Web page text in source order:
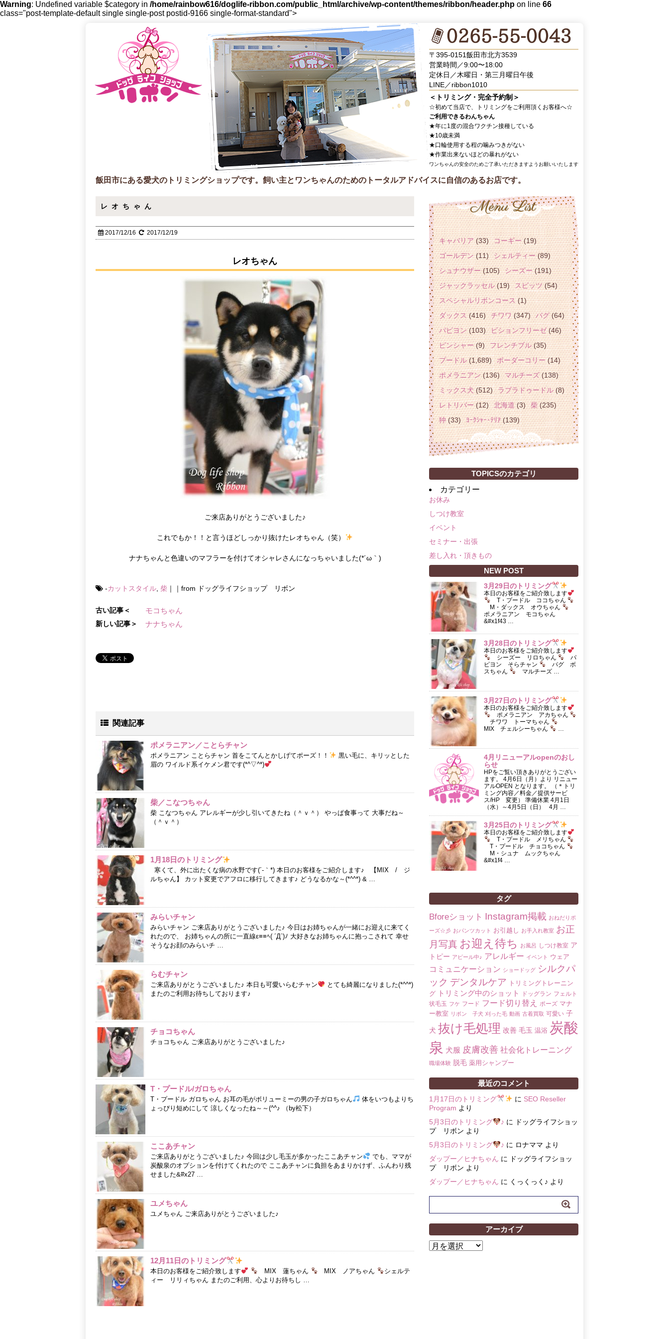
Warning: Undefined variable $category in /home/rainbow616/doglife-ribbon.com/public_html/archive/wp-content/themes/ribbon/header.php on line 66
class="post-template-default single single-post postid-9166 single-format-standard">
〒395-0151飯田市北方3539
営業時間／9:00〜18:00
定休日／木曜日・第三月曜日午後
LINE／ribbon1010
＜トリミング・完全予約制＞
☆初めて当店で、トリミングをご利用頂くお客様へ☆
ご利用できるわんちゃん
★年に1度の混合ワクチン接種している
★10歳未満
★口輪使用する程の噛みつきがない
★作業出来ないほどの暴れがない
ワンちゃんの安全のためご了承いただきますようお願いいたします
飯田市にある愛犬のトリミングショップです。飼い主とワンちゃんのためのトータルアドバイスに自信のあるお店です。
レオちゃん
2017/12/16 2017/12/19
レオちゃん
ご来店ありがとうございました♪
これでもか！！と言うほどしっかり抜けたレオちゃん（笑）
ナナちゃんと色違いのマフラーを付けてオシャレさんになっちゃいました(*´ω｀)
-カットスタイル 柴 ｜｜from ドッグライフショップ リボン
古い記事＜ モコちゃん
新しい記事＞ ナナちゃん
関連記事
ポメラニアン／ことらチャン
ポメラニアン ことらチャン 首をこてんとかしげてポーズ！！
黒い毛に、キリッとした
眉の ワイルド系イケメン君です(*^▽^*)
柴／こなつちゃん
柴 こなつちゃん アレルギーが少し引いてきたね（＾ｖ＾） やっぱ食事って 大事だね～
（＾ｖ＾）
1月18日のトリミング
寒くて、外に出たくな病の水野です(´-｀*) 本日のお客様をご紹介します♪ 【MIX / ジ
ルちゃん】 カット変更でアフロに移行してきます♪ どうなるかな～(*^^*) & …
みらいチャン
みらいチャン ご来店ありがとうございました♪ 今日はお姉ちゃんが一緒にお迎えに来てく
れたので、 お姉ちゃんの所に一直線ε≡≡ﾍ( ´Д`)ﾉ 大好きなお姉ちゃんに抱っこされて 幸せ
そうなお顔のみらいチ …
らむチャン
ご来店ありがとうございました♪ 本日も可愛いらむチャン
とても綺麗になりました(*^^*)
またのご利用お待ちしております♪
チョコちゃん
チョコちゃん ご来店ありがとうございました♪
T・プードル/ガロちゃん
T・プードル ガロちゃん お耳の毛がボリューミーの男の子ガロちゃん
体をいつもよりち
ょっぴり短めにして 涼しくなったね～～(^^♪ （by松下）
ここあチャン
ご来店ありがとうございました♪ 今回は少し毛玉が多かったここあチャン
でも、ママが
炭酸泉のオプションを付けてくれたので ここあチャンに負担をあまりかけず、ふんわり残
せました&#x27 …
ユメちゃん
ユメちゃん ご来店ありがとうございました♪
12月11日のトリミング
本日のお客様をご紹介致します MIX 蓮ちゃん MIX ノアちゃん
シェルテ
ィー リリィちゃん またのご利用、心よりお待ちし …
キャバリア(33) コーギー(19)
ゴールデン(11) シェルティー(89)
シュナウザー(105) シーズー(191)
ジャックラッセル(19) スピッツ(54)
スペシャルリボンコース(1)
ダックス (416) チワワ(347) パグ(64)
パピヨン(103) ビションフリーゼ(46)
ピンシャー(9) フレンチブル(35)
プードル(1,689) ボーダーコリー(14)
ポメラニアン(136) マルチーズ(138)
ミックス犬(512) ラブラドゥードル (8)
レトリバー(12) 北海道(3) 柴(235)
狆(33) ﾖｰｸｼｬｰ･ﾃﾘｱ(139)
TOPICSのカテゴリ
カテゴリー
お休み
しつけ教室
イベント
セミナー・出張
差し入れ・頂きもの
NEW POST
3月29日のトリミング
本日のお客様をご紹介致します
T・プードル ココちゃん
M・ダックス オウちゃん
ポメラニアン モコちゃん
&#x1f43 …
3月28日のトリミング
本日のお客様をご紹介致します
シーズー リロちゃん
パ
ピヨン そらチャン
パグ ボ
スちゃん
マルチーズ …
3月27日のトリミング
本日のお客様をご紹介致します
ポメラニアン アカちゃん
チワワ トーマちゃん
MIX チェルシーちゃん
4月リニューアルopenのおし
らせ
HPをご覧い頂きありがとうござい
ます。 4月6日（月）より リニュー
アルOPEN となります。 （＊トリ
ミング内容／料金／提供サービ
ス/HP 変更） 準備休業 4月1日
（水）～4月5日（日） 4月 …
3月25日のトリミング
本日のお客様をご紹介致します
T・プードル メリちゃん
T・プードル チョコちゃん
M・シュナ ムックちゃん
&#x1f4 …
タグ
Bforeショット Instagram掲載 おねだりポ
ーズ☆彡 おパンツカット お引越し お手入れ教室 お正
月写真 お迎え待ち お風呂 しつけ教室 ア
トピー アピール中♪ アレルギー イベント ウェア
コミュニケーション ショードッグ シルクパ
ック デンタルケア
トリミングトレーニン
グ トリミング中のショット ドッグラン フェルト
状毛玉 フケ フード フード切り替え ポーズ マナ
ー教室 リボン 子犬 刈った毛 動画 古着買取 可愛い 子
犬 抜け毛処理 改善 毛玉 温浴 炭酸
泉 犬服 皮膚改善 社会化トレーニング
職場体験 脱毛 薬用シャンプー
最近のコメント
1月17日のトリミング に SEO Reseller
Program より
5月3日のトリミング
♪ に
ドッグライフショッ
プ リボン より
5月3日のトリミング
♪ に ロナママ より
ダップー／ヒナちゃん に
ドッグライフショッ
プ リボン より
ダップー／ヒナちゃん に くっくっく♪ より
アーカイブ
ア